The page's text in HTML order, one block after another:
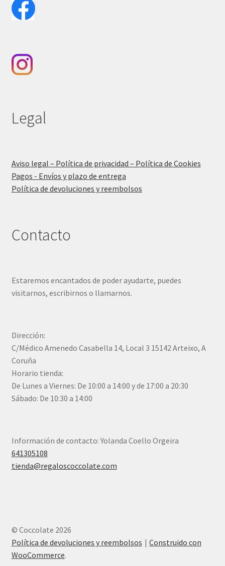
Legal
Aviso legal – Política de privacidad – Política de Cookies
Pagos - Envíos y plazo de entrega
Política de devoluciones y reembolsos
Contacto
Estaremos encantados de poder ayudarte, puedes
visitarnos, escribirnos o llamarnos.
Dirección:
C/Médico Amenedo Casabella 14, Local 3 15142 Arteixo, A
Coruña
Horario tienda:
De Lunes a Viernes: De 10:00 a 14:00 y de 17:00 a 20:30
Sábado: De 10:30 a 14:00
Información de contacto: Yolanda Coello Orgeira
641305108
tienda@regaloscoccolate.com
© Coccolate 2026
Política de devoluciones y reembolsos
Construido con
WooCommerce.